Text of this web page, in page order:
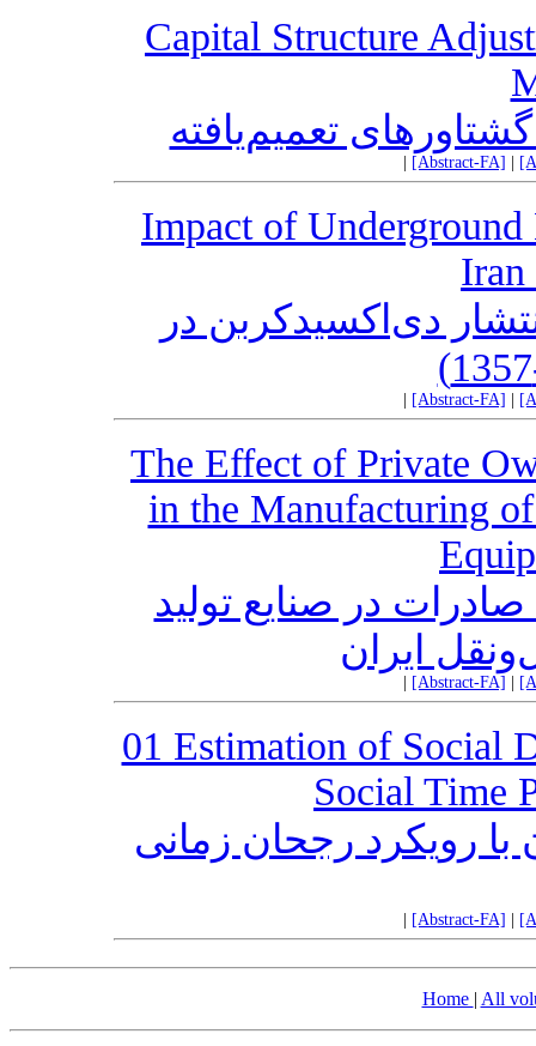
Capital Structure
تعمیم‌یافته
[Abstract-FA]
Impact of
Iran
دی‌اکسید‌کربن در
[Abstract-FA]
The Effect of Private
in the Manufacturing
در صنایع تولید
ایران
[Abstract-FA]
01 Estimation of Social
Social Time
با رویکرد رجحان زمانی
[Abstract-FA]
Home | All